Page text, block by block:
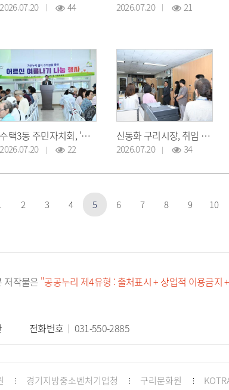
2026.07.20 44 2026.07.20 21
수택3동 주민자치회, ‘어르신 여름나기 나눔 행사’ 개최
2026.07.20 22
신동화 구리시장, 취임 후 본청 각 부서 방문… 직원들과 첫 소통
2026.07.20 34
2 3 4 5 6 7 8 9 10
저작물은 "공공누리 제4유형 : 출처표시 + 상업적 이용금지
전화번호 031-550-2885
경기지방중소벤처기업청 구리문화원